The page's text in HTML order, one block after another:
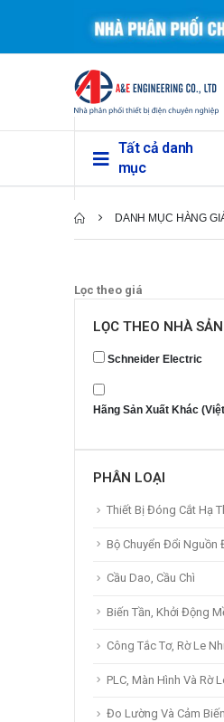
Tất cả danh
mục
DANH MỤC HÀNG
Lọc theo giá
LỌC THEO NHÀ
Schneider Electric
Hãng Sản Xuất Khác
PHÂN LOẠI
Thiết Bị Đóng Cắt Hạ
Bộ Chuyển Đổi Nguồn
Cầu Dao, Cầu Chì
Biến Tần, Khởi Động
Công Tắc Tơ, Rờ Le
PLC, Màn Hình Và Rờ
Đo Lường Và Cảm Biến